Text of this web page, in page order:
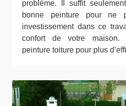
problème. Il suffit
bonne peinture pour ne
investissement dans ce
confort de votre maison.
peinture toiture pour plus